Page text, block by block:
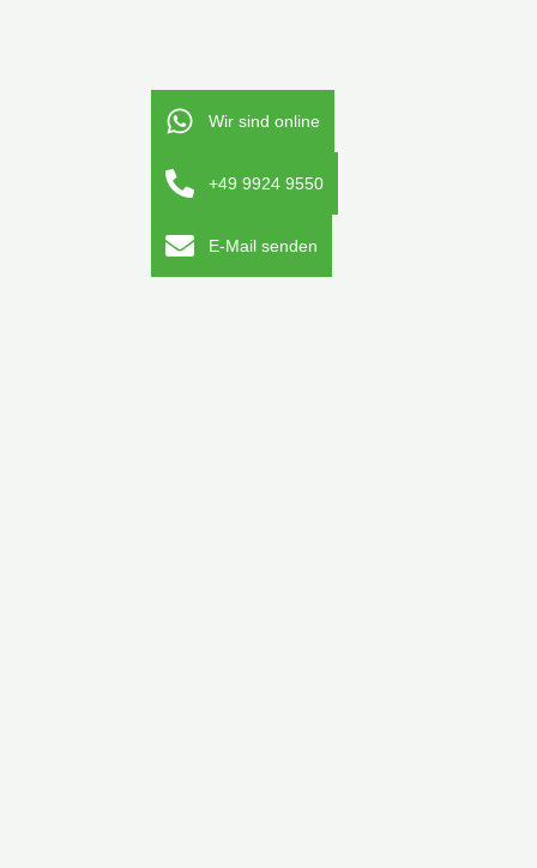
Wir sind online
+49 9924 9550
E-Mail senden